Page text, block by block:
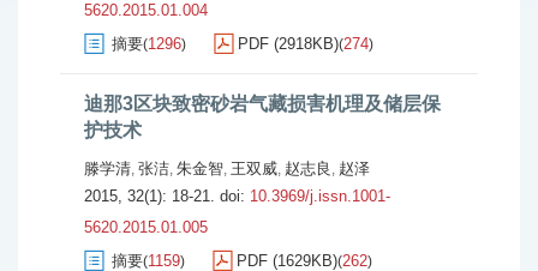
5620.2015.01.004
摘要(1296) PDF (2918KB)(274)
迪那3区块致密砂岩气藏损害机理及储层保
护技术
滕学清, 张洁, 朱金智, 王双威, 赵志良 , 赵泽
2015, 32(1): 18-21. doi: 10.3969/j.issn.1001-
5620.2015.01.005
摘要(1159) PDF (1629KB)(262)